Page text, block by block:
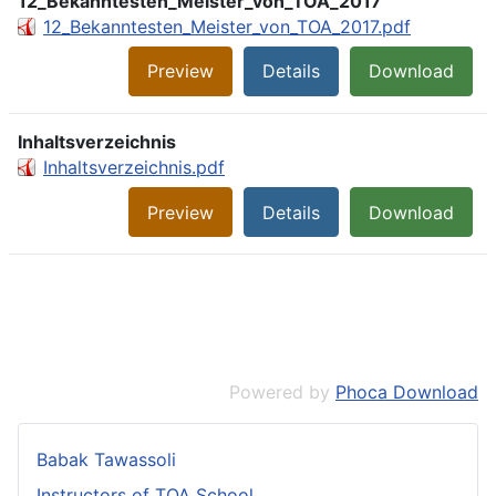
12_Bekanntesten_Meister_von_TOA_2017.pdf
Download
Details
Preview
Inhaltsverzeichnis
Inhaltsverzeichnis.pdf
Download
Details
Preview
Powered by Phoca Download
Babak Tawassoli